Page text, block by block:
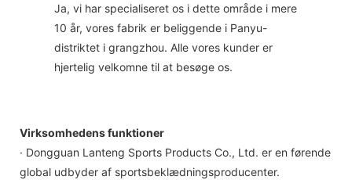
Ja, vi har specialiseret os i dette område i mere
10 år, vores fabrik er beliggende i Panyu-
distriktet i grangzhou. Alle vores kunder er
hjertelig velkomne til at besøge os.
Virksomhedens funktioner
· Dongguan Lanteng Sports Products Co., Ltd. er en førende
global udbyder af sportsbeklædningsproducenter.